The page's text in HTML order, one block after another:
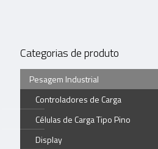
Categorias de produto
Pesagem Industrial
Controladores de Carga
Células de Carga Tipo Pino
Display